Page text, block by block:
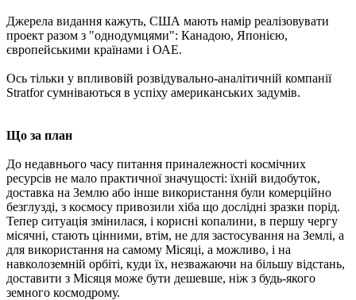
Джерела видання кажуть, США мають намір реалізовувати
проект разом з "однодумцями": Канадою, Японією,
європейськими країнами і ОАЕ.
Ось тільки у впливовій розвідувально-аналітичній компанії
Stratfor сумніваються в успіху американських задумів.
Що за план
До недавнього часу питання приналежності космічних
ресурсів не мало практичної значущості: їхній видобуток,
доставка на Землю або інше використання були комерційно
безглузді, з космосу привозили хіба що дослідні зразки порід.
Тепер ситуація змінилася, і корисні копалини, в першу чергу
місячні, стають цінними, втім, не для застосування на Землі, а
для використання на самому Місяці, а можливо, і на
навколоземній орбіті, куди їх, незважаючи на більшу відстань,
доставити з Місяця може бути дешевше, ніж з будь-якого
земного космодрому.